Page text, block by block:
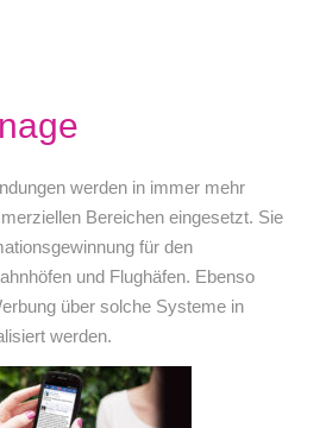
werden in immer mehr
Bereichen eingesetzt. Sie
für den
und Flughäfen. Ebenso
über solche Systeme in
werden.